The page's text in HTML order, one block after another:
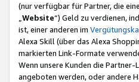
(nur verfügbar für Partner, die
Website“) Geld zu verdienen,
ist, einer anderen im
Alexa Skill (über das Alexa
markierten Link-Formate
Wenn unsere Kunden die
angeboten werden, oder andere